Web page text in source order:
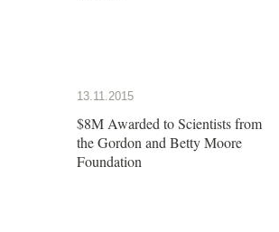
13.11.2015
$8M Awarded to Scientists from
the Gordon and Betty Moore
Foundation